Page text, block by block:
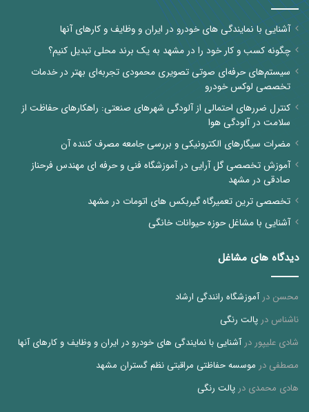
آشنایی با نمایندگی های خودرو در ایران و وظایف و کارهای آنها
چگونه کسب و کار خود را در مشهد به یک برند محلی تبدیل کنیم؟
سیستم‌های حرفه‌ای صوتی تصویری محمودی تجربه‌ای بهتر در خدمات
تخصصی لوکس خودرو
کنترل ضررهای احتمالی از آلودگی شهرهای صنعتی: راهکارهای حفاظت از
سلامت در آلودگی هوا
مضرات سیگارهای الکترونیکی و بررسی جامعه مصرف کننده آن
آموزش تخصصی گل آرایی در آموزشگاه فنی و حرفه ای مهندس فرحناز
صادقی در مشهد
تخصصی ترین تعمیرگاه گیربکس های اتومات در مشهد
آشنایی با مشاغل حوزه حیوانات خانگی
دیدگاه های مشاغل
محسن درآموزشگاه رانندگی ارشاد
ناشناس درپالت رنگی
شادی علیپوردرآشنایی با نمایندگی های خودرو در ایران و وظایف و کارهای آنها
مصطفی در موسسه حفاظتی مراقبتی نظم گستران مشهد
هادی محمدی درپالت رنگی